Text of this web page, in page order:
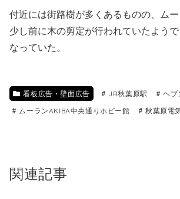
付近には街路樹が多くあるものの、ム
少し前に木の剪定が行われていたようで
なっていた。
看板広告・壁面広告 JR秋葉原駅
ヘブ
ムーランAKIBA中央通りホビー館
秋葉原電
関連記事